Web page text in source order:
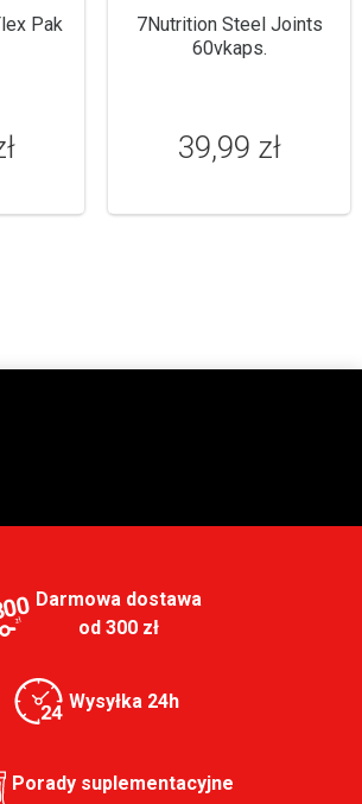
Pak
7Nutrition Steel Joints
60vkaps.
39,99 zł
Darmowa dostawa
od 300 zł
Wysyłka 24h
Porady suplementacyjne